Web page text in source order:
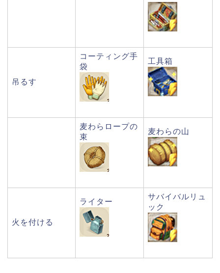
吊るす
コーティング手
袋
工具箱
麦わらロープの
束
麦わらの山
火を付ける
ライター
サバイバルリュ
ック